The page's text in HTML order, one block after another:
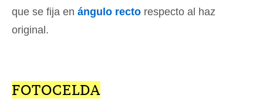
que se fija en ángulo recto respecto al haz
original.
FOTOCELDA